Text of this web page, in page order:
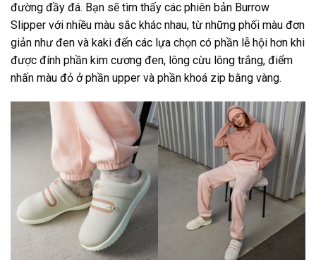
đường đầy đá. Bạn sẽ tìm thấy các phiên bản Burrow
Slipper với nhiều màu sắc khác nhau, từ những phối màu đơn
giản như đen và kaki đến các lựa chọn có phần lễ hội hơn khi
được đính phần kim cương đen, lông cừu lông trắng, điểm
nhấn màu đỏ ở phần upper và phần khoá zip bằng vàng.